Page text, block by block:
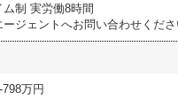
制 実労働8時間
ジェントへお問い合わせくださ
万円